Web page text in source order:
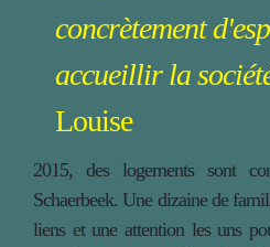
concrètement
accueillir la
Louise
2015, des logements sont
Schaerbeek. Une dizaine de
liens et une attention les uns